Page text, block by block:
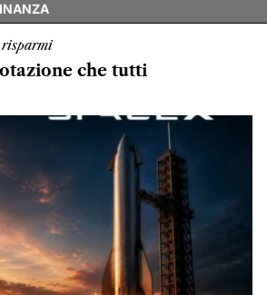
risparmi
che tutti